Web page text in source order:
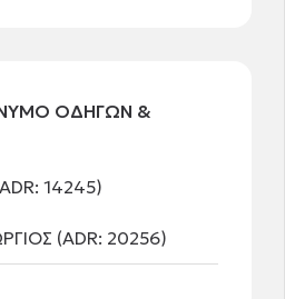
ΟΔΗΓΩΝ &
14245)
(ADR: 20256)